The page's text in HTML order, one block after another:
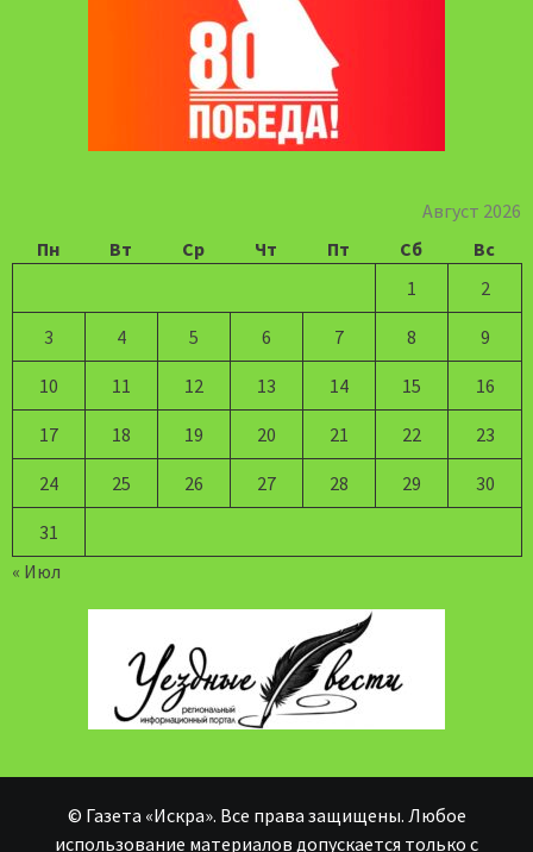
Август 2026
Пн
Вт Ср Чт Пт Сб
Вс
1
2
3 4 5 6 7 8 9
10 11 12 13 14 15 16
17 18 19 20 21 22 23
24 25 26 27 28 29 30
31
« Июл
© Газета «Искра». Все права защищены. Любое
использование материалов допускается только с